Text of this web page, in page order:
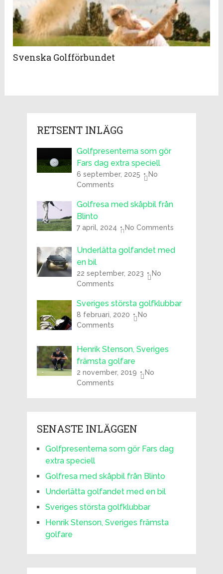
Svenska Golfförbundet
RETSENT INLÄGG
Golfpresenterna som gör
Fars dag extra speciell
6 september, 2025
No
Comments
Golfresa med skåpbil från
Blinto
7 april, 2024 No Comments
Underlätta golfandet med
en bil
22 september, 2023
No
Comments
Sveriges största golfklubbar
8 februari, 2020
No
Comments
Henrik Stenson, Sveriges
främsta golfare
2 november, 2019
No
Comments
SENASTE INLÄGGEN
Golfpresenterna som gör Fars dag
extra speciell
Golfresa med skåpbil från Blinto
Underlätta golfandet med en bil
Sveriges största golfklubbar
Henrik Stenson, Sveriges främsta
golfare